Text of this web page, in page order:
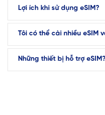
Lợi ích khi sử dụng eSIM?
Tôi có thể cài nhiều eSIM
Những thiết bị hỗ trợ eSIM?